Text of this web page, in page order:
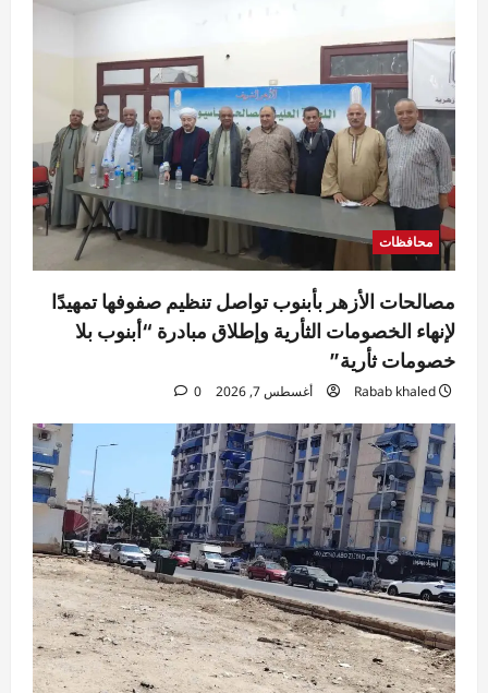
محافظات
مصالحات الأزهر بأبنوب تواصل تنظيم صفوفها تمهيدًا
لإنهاء الخصومات الثأرية وإطلاق مبادرة “أبنوب بلا
خصومات ثأرية”
Rabab khaled أغسطس 7, 2026 0